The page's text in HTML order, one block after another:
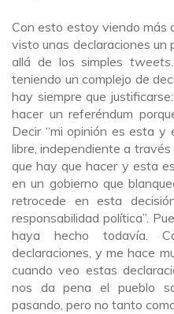
Con esto estoy viendo más
visto unas declaraciones un
allá de los simplestweets
teniendo un complejo de
hay siempre que
hacer un referéndum
Decir “mi opinión es esta y
libre, independiente a
que hay que hacer y esta
en un gobierno que
retrocede en esta
responsabilidad política”.
haya hecho todavía.
declaraciones, y me hace
cuando veo estas
nos da pena el pueblo
pasando, pero no tanto